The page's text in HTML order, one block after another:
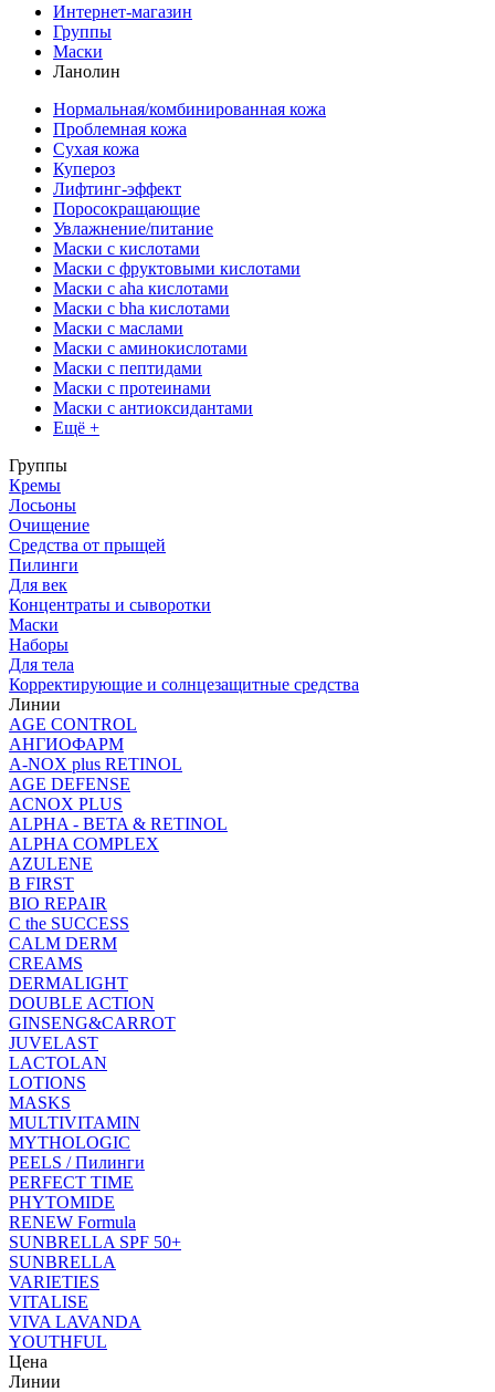
Интернет-магазин
Группы
Маски
Ланолин
Нормальная/комбинированная кожа
Проблемная кожа
Сухая кожа
Купероз
Лифтинг-эффект
Поросокращающие
Увлажнение/питание
Маски с кислотами
Маски с фруктовыми кислотами
Маски с aha кислотами
Маски с bha кислотами
Маски с маслами
Маски с аминокислотами
Маски с пептидами
Маски с протеинами
Маски с антиоксидантами
Ещё +
Группы
Кремы
Лосьоны
Очищение
Средства от прыщей
Пилинги
Для век
Концентраты и сыворотки
Маски
Наборы
Для тела
Корректирующие и солнцезащитные средства
Линии
AGE CONTROL
АНГИОФАРМ
A-NOX plus RETINOL
AGE DEFENSE
ACNOX PLUS
ALPHA - BETA & RETINOL
ALPHA COMPLEX
AZULENE
B FIRST
BIO REPAIR
C the SUCCESS
CALM DERM
CREAMS
DERMALIGHT
DOUBLE ACTION
GINSENG&CARROT
JUVELAST
LACTOLAN
LOTIONS
MASKS
MULTIVITAMIN
MYTHOLOGIC
PEELS / Пилинги
PERFECT TIME
PHYTOMIDE
RENEW Formula
SUNBRELLA SPF 50+
SUNBRELLA
VARIETIES
VITALISE
VIVA LAVANDA
YOUTHFUL
Цена
Линии